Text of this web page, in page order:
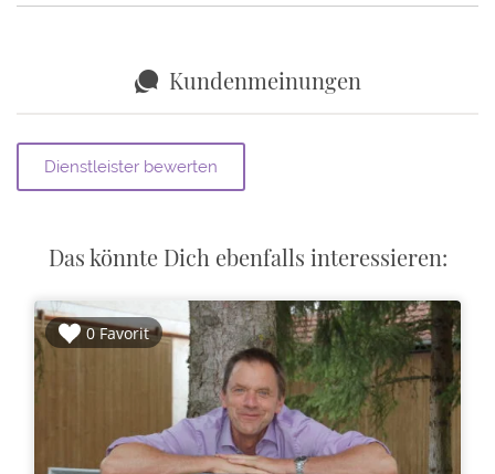
Kundenmeinungen
Das könnte Dich ebenfalls interessieren:
0 Favorit